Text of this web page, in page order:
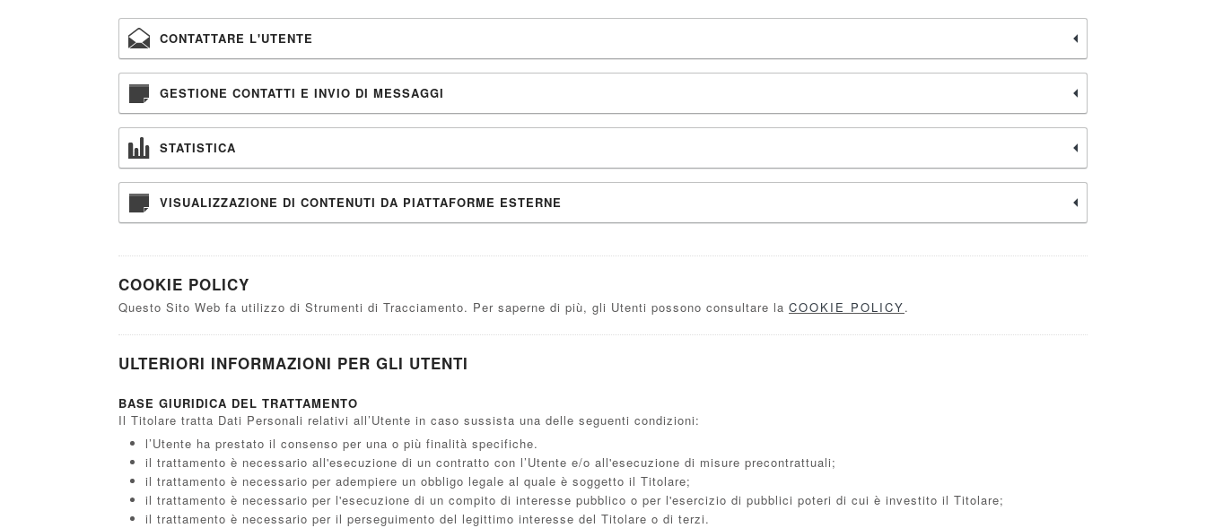
CONTATTARE L'UTENTE
GESTIONE CONTATTI E INVIO DI MESSAGGI
STATISTICA
VISUALIZZAZIONE DI CONTENUTI DA PIATTAFORME ESTERNE
COOKIE POLICY
Questo Sito Web fa utilizzo di Strumenti di Tracciamento. Per saperne di più, gli Utenti possono consultare la COOKIE POLICY.
ULTERIORI INFORMAZIONI PER GLI UTENTI
BASE GIURIDICA DEL TRATTAMENTO
Il Titolare tratta Dati Personali relativi all’Utente in caso sussista una delle seguenti condizioni:
l’Utente ha prestato il consenso per una o più finalità specifiche.
il trattamento è necessario all'esecuzione di un contratto con l’Utente e/o all'esecuzione di misure precontrattuali;
il trattamento è necessario per adempiere un obbligo legale al quale è soggetto il Titolare;
il trattamento è necessario per l'esecuzione di un compito di interesse pubblico o per l'esercizio di pubblici poteri di cui è investito il Titolare;
il trattamento è necessario per il perseguimento del legittimo interesse del Titolare o di terzi.